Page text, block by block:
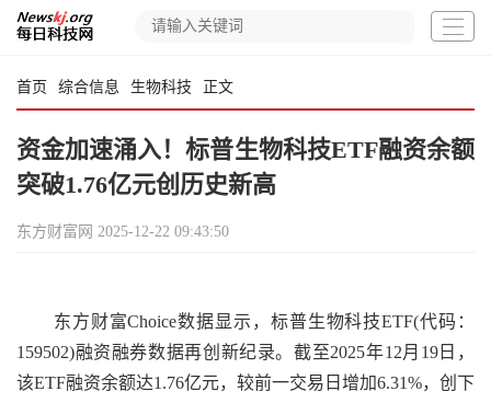
首页 综合信息 生物科技 正文
资金加速涌入！标普生物科技ETF融资余额
突破1.76亿元创历史新高
东方财富网 2025-12-22 09:43:50
东方财富Choice数据显示，标普生物科技ETF(代码：
159502)融资融券数据再创新纪录。截至2025年12月19日，
该ETF融资余额达1.76亿元，较前一交易日增加6.31%，创下